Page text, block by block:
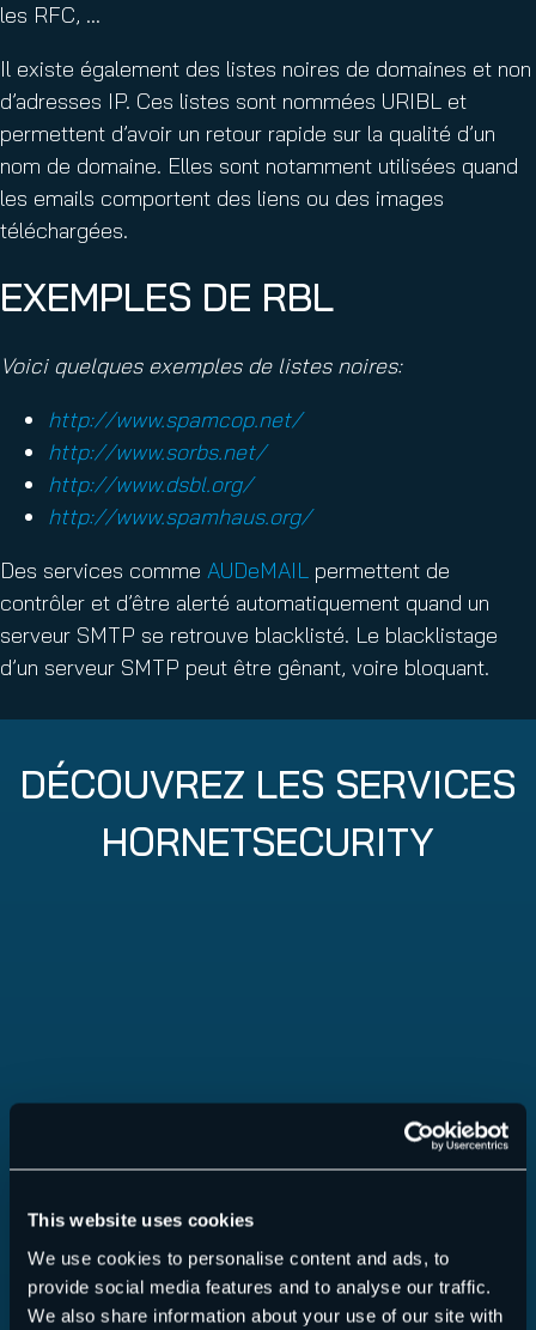
This website uses cookies
We use cookies to personalise content and ads, to
provide social media features and to analyse our traffic.
We also share information about your use of our site with
les RFC, …
Il existe également des listes noires de domaines et non
d’adresses IP. Ces listes sont nommées URIBL et
permettent d’avoir un retour rapide sur la qualité d’un
nom de domaine. Elles sont notamment utilisées quand
les emails comportent des liens ou des images
téléchargées.
EXEMPLES DE RBL
Voici quelques exemples de listes noires:
http://www.spamcop.net/
http://www.sorbs.net/
http://www.dsbl.org/
http://www.spamhaus.org/
Des services comme AUDeMAIL permettent de
contrôler et d’être alerté automatiquement quand un
serveur SMTP se retrouve blacklisté. Le blacklistage
d’un serveur SMTP peut être gênant, voire bloquant.
DÉCOUVREZ LES SERVICES
HORNETSECURITY
365 Total Protection